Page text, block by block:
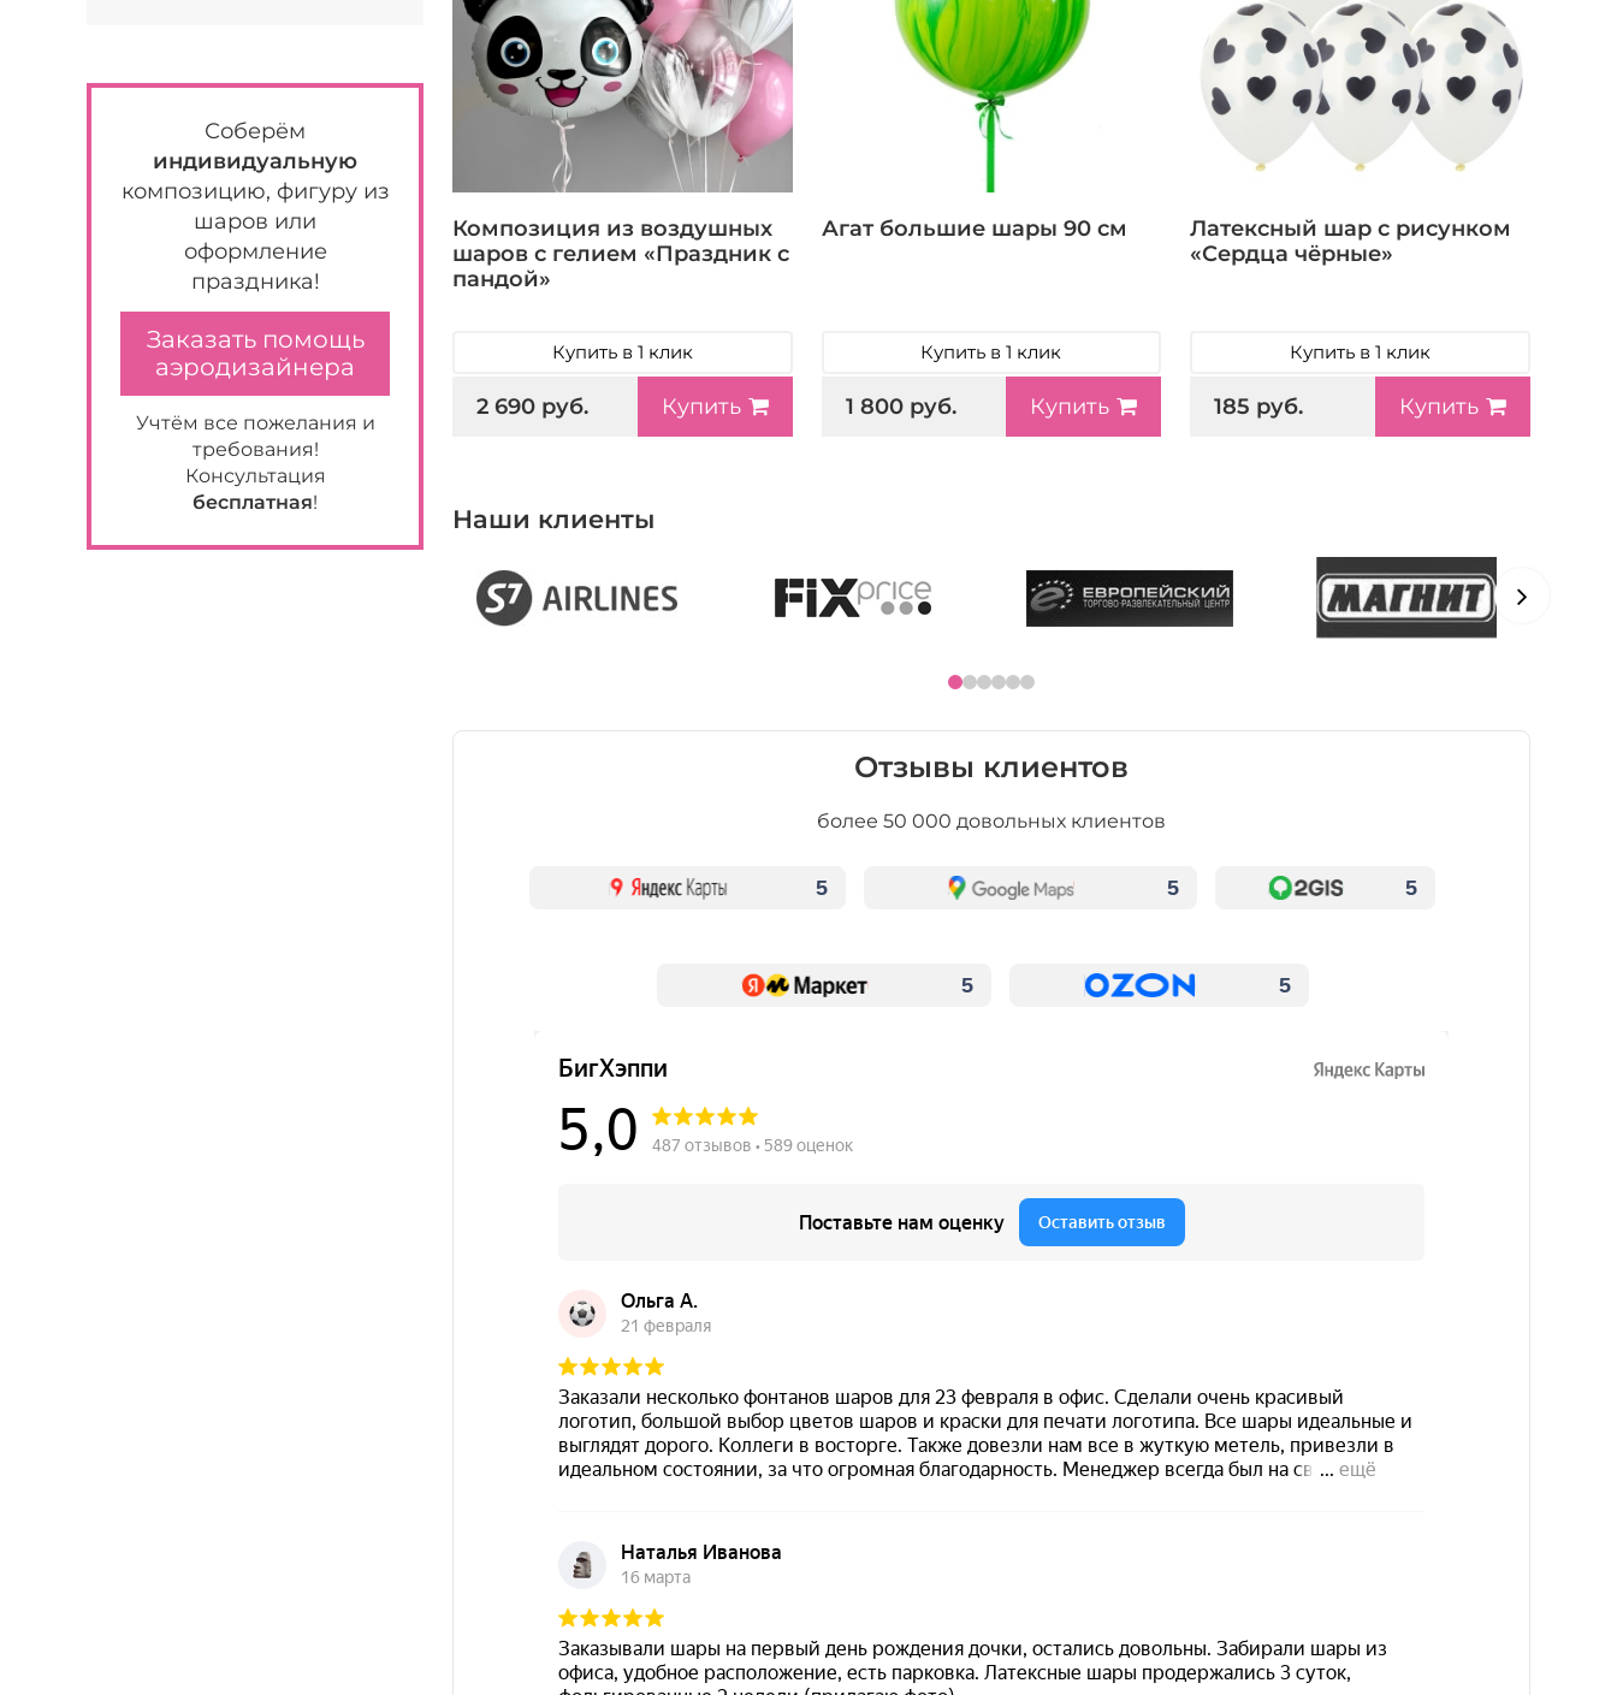
Соберём
индивидуальную
композицию, фигуру из
шаров или
оформление
праздника!
Заказать помощь
аэродизайнера
Учтём все пожелания и
требования!
Консультация
бесплатная!
Композиция из воздушных
шаров с гелием «Праздник с
пандой»
Купить в 1 клик
2 690 руб. Купить
Агат большие шары 90 см
Купить в 1 клик
1 800 руб. Купить
Латексный шар с рисунком
«Сердца чёрные»
Купить в 1 клик
185 руб. Купить
Наши клиенты
Отзывы клиентов
более 50 000 довольных клиентов
5 5 5
5 5